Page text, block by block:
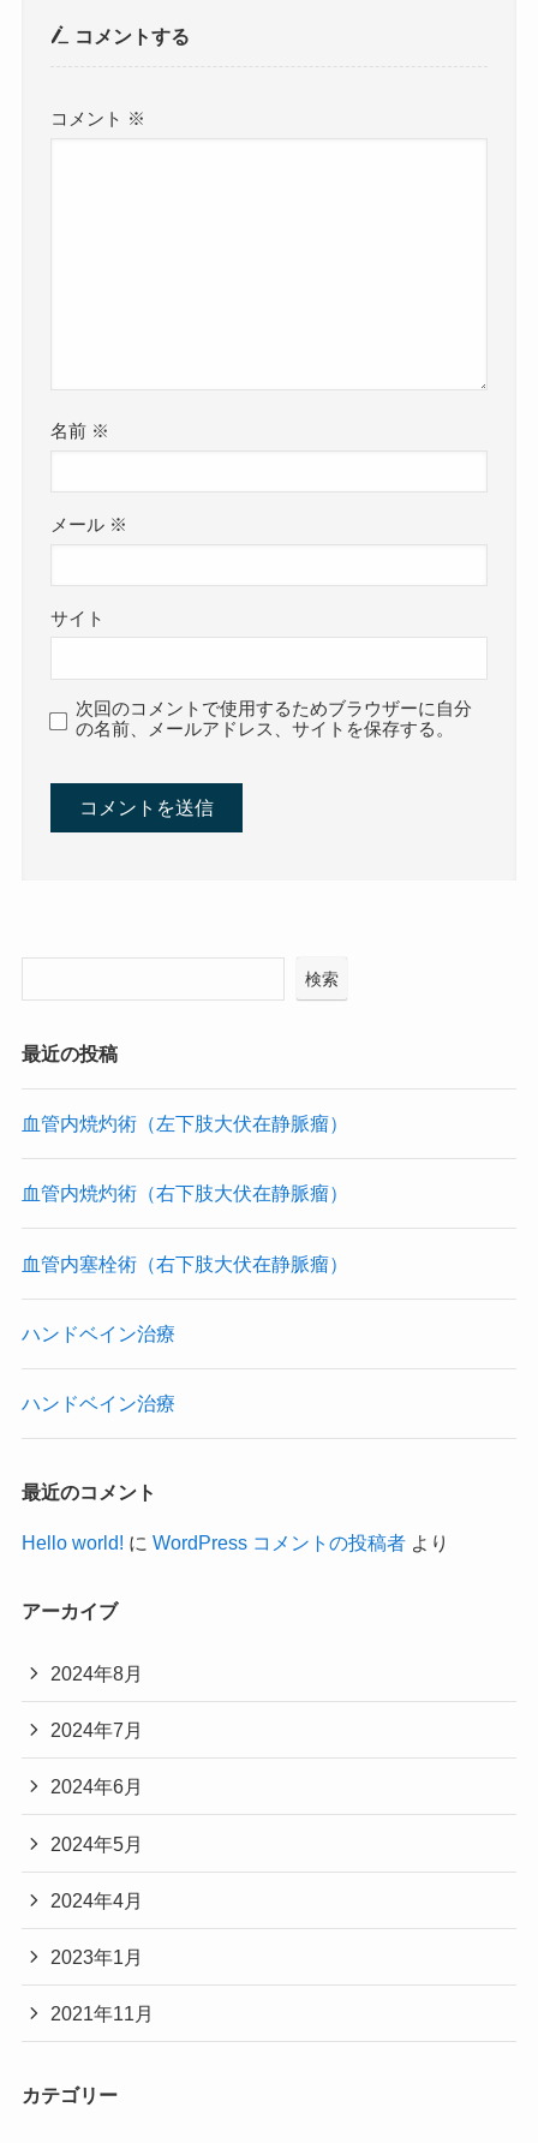
コメントする
コメント ※
名前 ※
メール ※
サイト
次回のコメントで使用するためブラウザーに自分
の名前、メールアドレス、サイトを保存する。
検索
最近の投稿
血管内焼灼術（左下肢大伏在静脈瘤）
血管内焼灼術（右下肢大伏在静脈瘤）
血管内塞栓術（右下肢大伏在静脈瘤）
ハンドベイン治療
ハンドベイン治療
最近のコメント
Hello world! に WordPress コメントの投稿者より
アーカイブ
2024年8月
2024年7月
2024年6月
2024年5月
2024年4月
2023年1月
2021年11月
カテゴリー